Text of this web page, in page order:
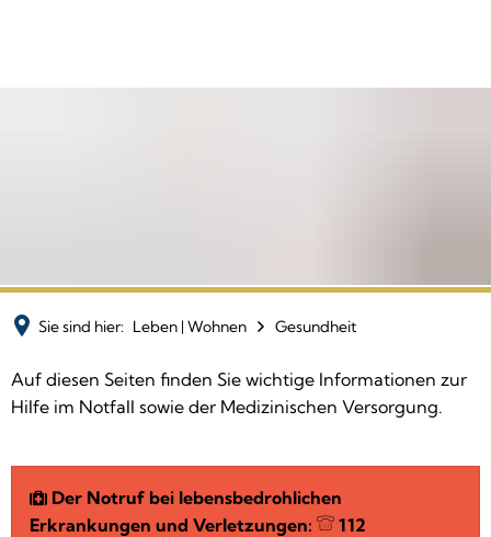
Sie sind hier: Leben | Wohnen Gesundheit
Gesundheit
Auf diesen Seiten finden Sie wichtige Informationen zur
Hilfe im Notfall sowie der Medizinischen Versorgung.
Der Notruf bei lebensbedrohlichen
Erkrankungen und Verletzungen:
112